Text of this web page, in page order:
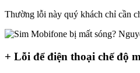
Thường lỗi này quý khách chỉ cần
+ Lỗi để điện thoại chế độ